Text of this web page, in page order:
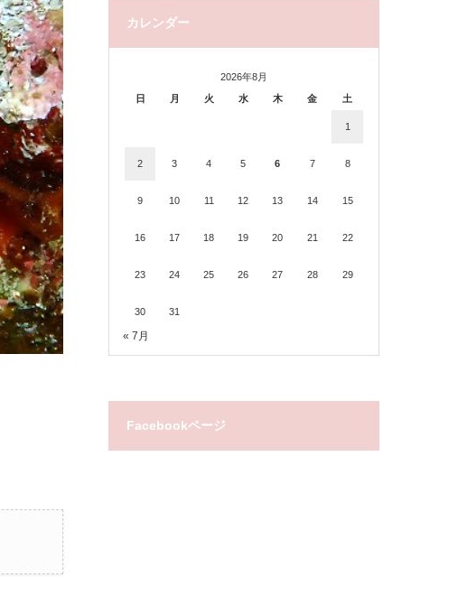
カレンダー
2026年8月
日
月 火 水 木 金 土
1
2 3 4 5 6 7 8
9 10 11 12 13 14 15
16 17 18 19 20 21 22
23 24 25 26 27 28 29
30 31
« 7月
Facebookページ